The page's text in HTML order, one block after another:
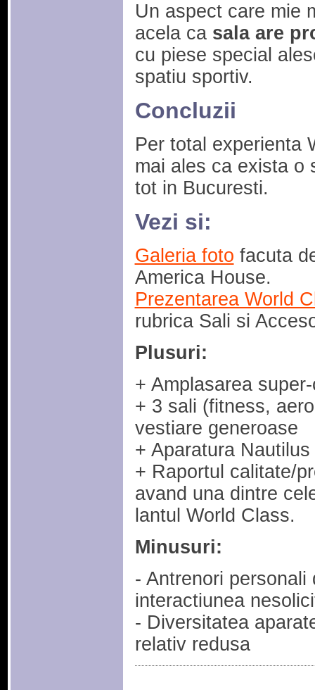
Un aspect care mie
acela ca sala are
cu piese special
spatiu sportiv.
Concluzii
Per total experienta
mai ales ca exista o
tot in Bucuresti.
Vezi si:
Galeria foto facuta
America House.
Prezentarea World
rubrica Sali si
Plusuri:
+ Amplasarea
+ 3 sali (fitness,
vestiare generoase
+ Aparatura
+ Raportul calitate/
avand una dintre
lantul World Class.
Minusuri:
- Antrenori
interactiunea
- Diversitatea
relativ redusa